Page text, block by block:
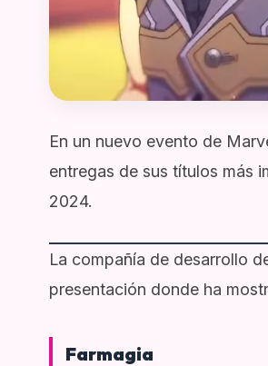
En un nuevo evento de
entregas de sus títulos más
2024.
La compañía de desarrollo
presentación donde ha
Farmagia